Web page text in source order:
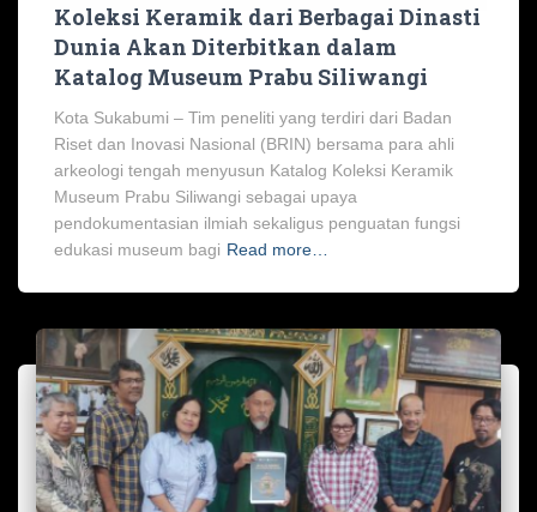
Koleksi Keramik dari Berbagai Dinasti
Dunia Akan Diterbitkan dalam
Katalog Museum Prabu Siliwangi
Kota Sukabumi – Tim peneliti yang terdiri dari Badan
Riset dan Inovasi Nasional (BRIN) bersama para ahli
arkeologi tengah menyusun Katalog Koleksi Keramik
Museum Prabu Siliwangi sebagai upaya
pendokumentasian ilmiah sekaligus penguatan fungsi
edukasi museum bagi Read more…